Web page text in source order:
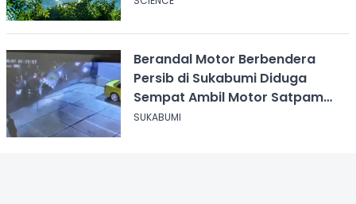
Berandal Motor Berbendera
Persib di Sukabumi Diduga
Sempat Ambil Motor Satpam
SPPG usai Dikeroyok
SUKABUMI